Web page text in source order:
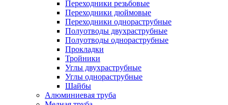
Переходники резьбовые
Переходники дюймовые
Переходники однораструбные
Полуотводы двухраструбные
Полуотводы однораструбные
Прокладки
Тройники
Углы двухраструбные
Углы однораструбные
Шайбы
Алюминиевая труба